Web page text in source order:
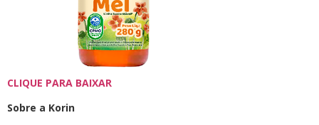
CLIQUE PARA BAIXAR
Sobre a Korin